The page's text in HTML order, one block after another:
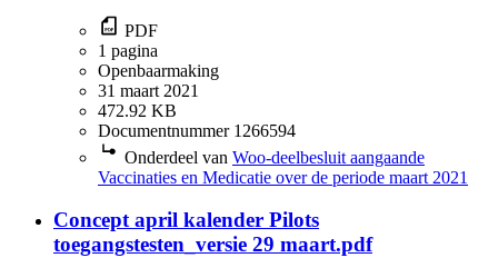
PDF
1 pagina
Openbaarmaking
31 maart 2021
472.92 KB
Documentnummer 1266594
Onderdeel van Woo-deelbesluit aangaande
Vaccinaties en Medicatie over de periode maart 2021
Concept april kalender Pilots
toegangstesten_versie 29 maart.pdf